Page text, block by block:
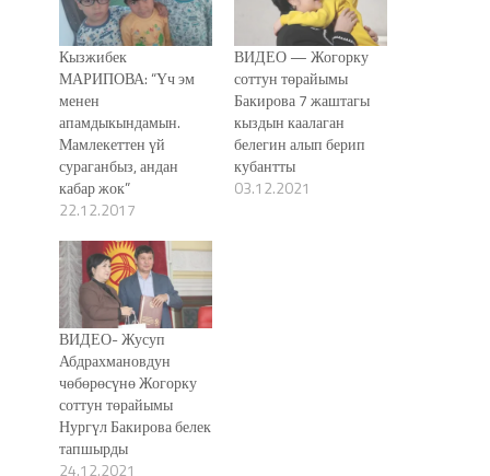
Кызжибек
МАРИПОВА: “Үч эм
менен
апамдыкындамын.
Мамлекеттен үй
сураганбыз, андан
кабар жок”
22.12.2017
ВИДЕО — Жогорку
соттун төрайымы
Бакирова 7 жаштагы
кыздын каалаган
белегин алып берип
кубантты
03.12.2021
ВИДЕО- Жусуп
Абдрахмановдун
чөбөрөсүнө Жогорку
соттун төрайымы
Нургүл Бакирова белек
тапшырды
24.12.2021